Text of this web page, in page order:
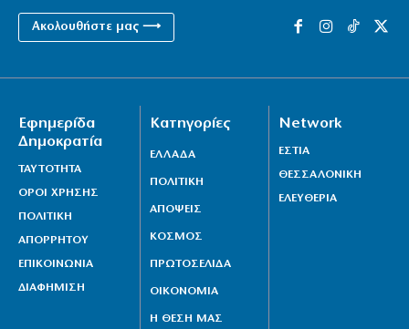
Ακολουθήστε μας ⟶
Εφημερίδα
Δημοκρατία
ΤΑΥΤΟΤΗΤΑ
ΟΡΟΙ ΧΡΗΣΗΣ
ΠΟΛΙΤΙΚΗ
ΑΠΟΡΡΗΤΟΥ
ΕΠΙΚΟΙΝΩΝΙΑ
ΔΙΑΦΗΜΙΣΗ
Κατηγορίες
ΕΛΛΑΔΑ
ΠΟΛΙΤΙΚΗ
ΑΠΟΨΕΙΣ
ΚΟΣΜΟΣ
ΠΡΩΤΟΣΕΛΙΔΑ
ΟΙΚΟΝΟΜΙΑ
Η ΘΕΣΗ ΜΑΣ
Network
ΕΣΤΙΑ
ΘΕΣΣΑΛΟΝΙΚΗ
ΕΛΕΥΘΕΡΙΑ